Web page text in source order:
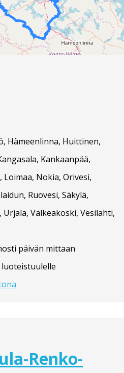
Hämeenlinna, Huittinen,
Kankaanpää,
Loimaa, Nokia, Orivesi,
Ruovesi, Säkylä,
Urjala, Valkeakoski, Vesilahti,
päivän mittaan
Renko-